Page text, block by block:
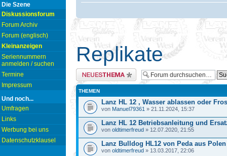
Die Szene
Diskussionsforum
Forum Archiv
Forum (englisch)
Kleinanzeigen
Seriennummern
anmelden / suchen
Termine
Impressum
Und noch...
Umfragen
Links
Werbung bei uns
Datenschutzklausel
Replikate
Neues Thema erstellen
THEMEN
Lanz HL 12 , Wasser ablassen oder
von Manuel79361 » 21.11.2024, 15:37
Lanz HL 12 Betriebsanleitung und
von oldtimerfreud » 12.07.2020, 21:55
Lanz Bulldog HL12 von Peda aus Polen
von oldtimerfreud » 13.03.2017, 22:06